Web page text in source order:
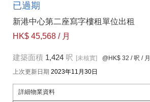
已過期
新港中心第二座寫字樓租單位出租
HK$ 45,568 / 月
建築面積 1,424 呎 [未核實] @HK$ 32 / 呎 / 月
上次更新日期 2023年11月30日
詳細物業資料